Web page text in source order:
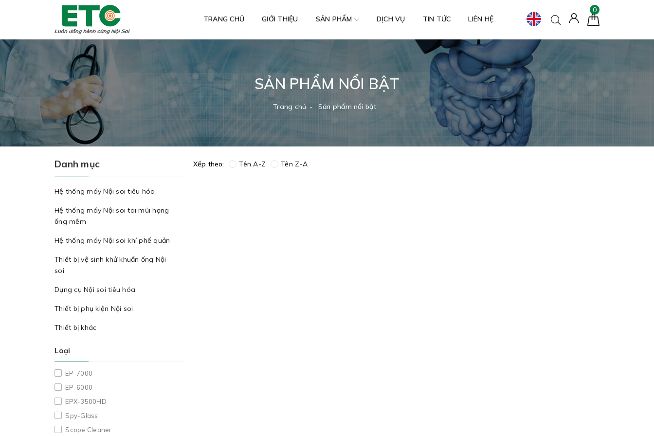
0
TRANG CHỦ
GIỚI THIỆU SẢN PHẨM DỊCH VỤ TIN TỨC LIÊN HỆ
SẢN PHẨM NỔI BẬT
Trang chủ Sản phẩm nổi bật
Danh mục
Hệ thống máy Nội soi tiêu hóa
Hệ thống máy Nội soi tai mũi họng
ống mềm
Hệ thống máy Nội soi khí phế quản
Thiết bị vệ sinh khử khuẩn ống Nội
soi
Dụng cụ Nội soi tiêu hóa
Thiết bị phụ kiện Nội soi
Thiết bị khác
Loại
EP-7000
EP-6000
EPX-3500HD
Spy-Glass
Scope Cleaner
Xếp theo: Tên A-Z Tên Z-A